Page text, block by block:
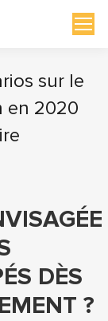
sur le
en 2020
DÈS
?